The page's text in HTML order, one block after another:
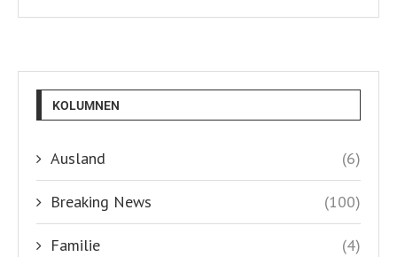
KOLUMNEN
Ausland (6)
Breaking News (100)
Familie (4)